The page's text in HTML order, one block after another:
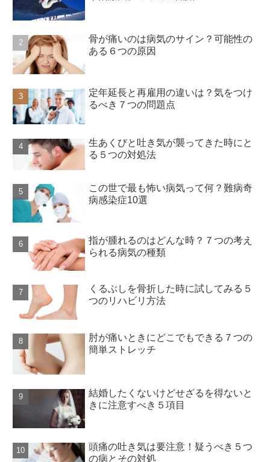
骨が痛いのは病気のサイン？可能性の
ある６つの原因
定年延長と再雇用の違いは？気をつけ
るべき７つの問題点
生あくびと吐き気が襲ってきた時にと
る５つの対処法
この世で最も怖い病気って何？難病奇
病感染症10選
指が腫れるのはどんな時？７つの考え
られる病気の種類
くるぶしを骨折した時に試してみる５
つのリハビリ方法
肘が痛いときにどこでもできる７つの
簡単ストレッチ
結婚したくないけどせざるを得ないと
きに注意すべき５項目
頭痛の吐き気は要注意！疑うべき５つ
の病とその対処